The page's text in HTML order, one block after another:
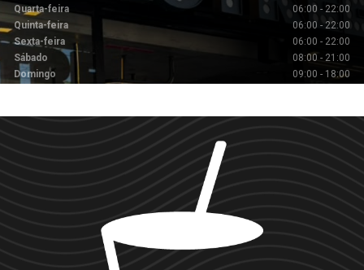
Quarta-feira
06:00 - 22:00
Quinta-feira
06:00 - 22:00
Sexta-feira
06:00 - 22:00
Sábado
08:00 - 21:00
Domingo
09:00 - 18:00